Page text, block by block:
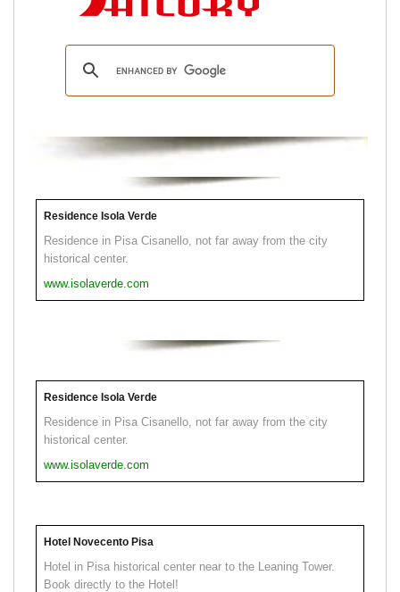
Residence Isola Verde
Residence in Pisa Cisanello, not far away from the city
historical center.
www.isolaverde.com
Residence Isola Verde
Residence in Pisa Cisanello, not far away from the city
historical center.
www.isolaverde.com
Hotel Novecento Pisa
Hotel in Pisa historical center near to the Leaning Tower.
Book directly to the Hotel!